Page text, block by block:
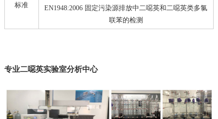
标准
EN1948:2006 固定污染源排放中二噁英和二噁英类多氯
联苯的检测
专业二噁英实验室分析中心